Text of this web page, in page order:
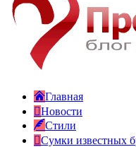
Главная
Новости
Стили
Сумки известных